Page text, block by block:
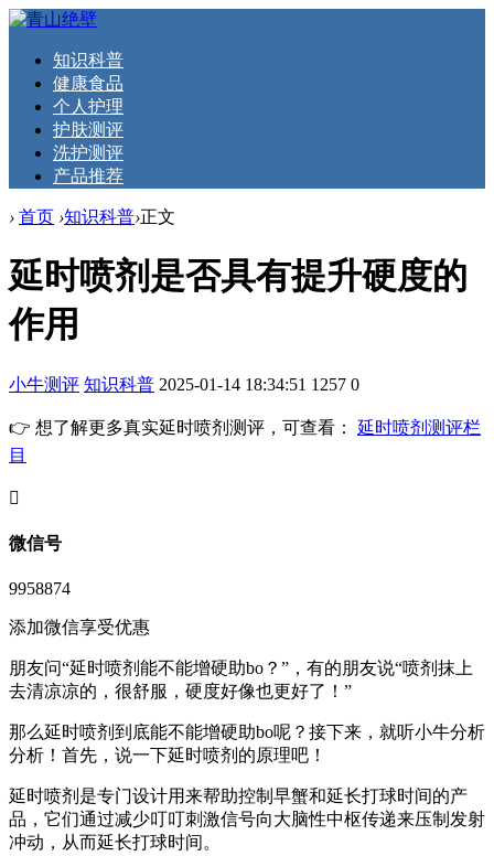
知识科普
健康食品
个人护理
护肤测评
洗护测评
产品推荐
› 首页 ›知识科普›正文
延时喷剂是否具有提升硬度的
作用
小牛测评 知识科普 2025-01-14 18:34:51 1257 0
👉 想了解更多真实延时喷剂测评，可查看： 延时喷剂测评栏
目
󦘖
微信号
9958874
添加微信享受优惠
朋友问“延时喷剂能不能增硬助bo？”，有的朋友说“喷剂抹上
去清凉凉的，很舒服，硬度好像也更好了！”
那么延时喷剂到底能不能增硬助bo呢？接下来，就听小牛分析
分析！首先，说一下延时喷剂的原理吧！
延时喷剂是专门设计用来帮助控制早蟹和延长打球时间的产
品，它们通过减少叮叮刺激信号向大脑性中枢传递来压制发射
冲动，从而延长打球时间。